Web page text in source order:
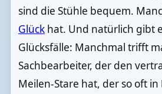
sind die Stühle bequem.
Glückhat. Und natürlich gibt
Glücksfälle: Manchmal trifft
Sachbearbeiter, der den
Meilen-Stare hat, der so oft in